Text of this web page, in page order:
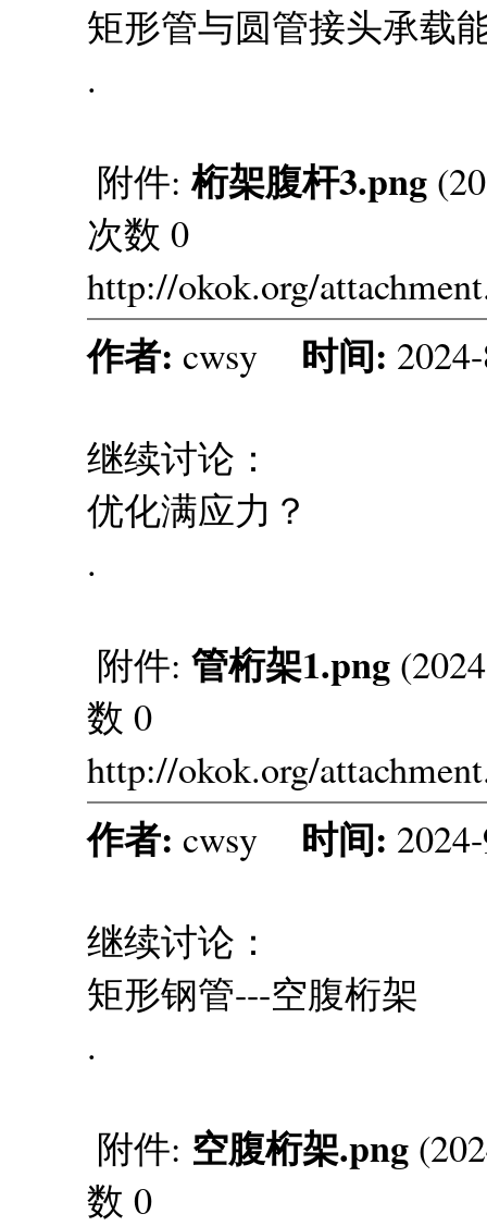
矩形管与圆管接头承载
.
附件:桁架腹杆3.png
次数 0
http://okok.org/
作者: cwsy 时间:
继续讨论：
优化满应力？
.
附件: 管桁架1.png
数 0
http://okok.org/
作者: cwsy 时间:
继续讨论：
矩形钢管---空腹桁架
.
附件: 空腹桁架.png
数 0